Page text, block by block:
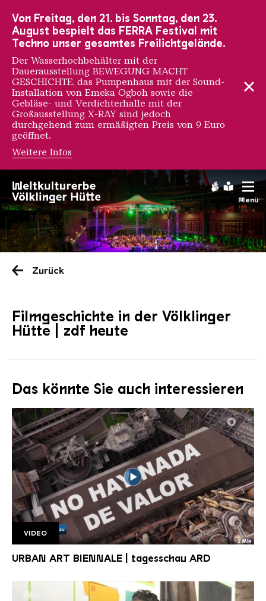
Menü
Saarländischen
Zurück
Filmgeschichte in der Völklinger
Hütte | zdf heute
Das könnte Sie auch interessieren
Tagesschau UAB
VIDEO
URBAN ART BIENNALE | tagesschau ARD
Von Freitag, den 21. bis Sonntag, den 23.
August bespielt das FERRA Festival mit
Techno unser gesamtes Freilichtgelände.
Der Wasserhochbehälter mit der
Dauerausstellung BEWEGUNG MACHT
GESCHICHTE, das Pumpenhaus mit der Sound-
Installation von Emeka Ogboh sowie die
Gebläse- und Verdichterhalle mit der
Großausstellung X-RAY sind jedoch
durchgehend zum ermäßigten Preis von 9 Euro
geöffnet.
Weitere Infos